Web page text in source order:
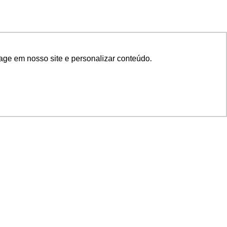
em nosso site e personalizar conteúdo.